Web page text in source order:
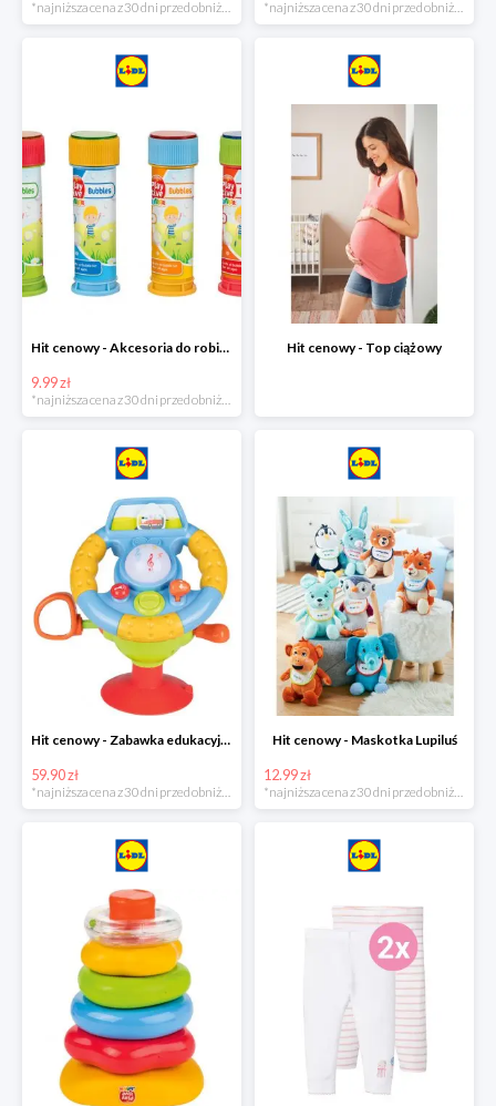
Hit cenowy - Akcesoria do robienia baniek
9.99 zł
Hit cenowy - Top ciążowy
Hit cenowy - Zabawka edukacyjna
59.90 zł
*najniższa cena z 30 dni przed obniżką
Hit cenowy - Maskotka Lupiluś
12.99 zł
*najniższa cena z 30 dni przed obniżką